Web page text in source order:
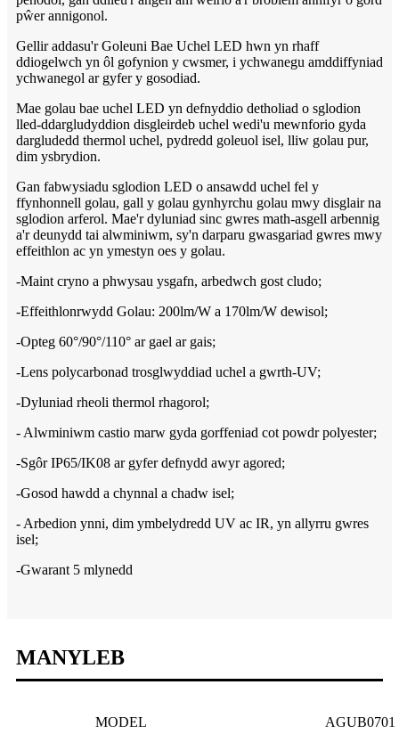
pŵer annigonol.
Gellir addasu'r Goleuni Bae Uchel LED hwn yn rhaff
ddiogelwch yn ôl gofynion y cwsmer, i ychwanegu amddiffyniad
ychwanegol ar gyfer y gosodiad.
Mae golau bae uchel LED yn defnyddio detholiad o sglodion
lled-ddargludyddion disgleirdeb uchel wedi'u mewnforio gyda
dargludedd thermol uchel, pydredd goleuol isel, lliw golau pur,
dim ysbrydion.
Gan fabwysiadu sglodion LED o ansawdd uchel fel y
ffynhonnell golau, gall y golau gynhyrchu golau mwy disglair na
sglodion arferol. Mae'r dyluniad sinc gwres math-asgell arbennig
a'r deunydd tai alwminiwm, sy'n darparu gwasgariad gwres mwy
effeithlon ac yn ymestyn oes y golau.
-Maint cryno a phwysau ysgafn, arbedwch gost cludo;
-Effeithlonrwydd Golau: 200lm/W a 170lm/W dewisol;
-Opteg 60°/90°/110° ar gael ar gais;
-Lens polycarbonad trosglwyddiad uchel a gwrth-UV;
-Dyluniad rheoli thermol rhagorol;
- Alwminiwm castio marw gyda gorffeniad cot powdr polyester;
-Sgôr IP65/IK08 ar gyfer defnydd awyr agored;
-Gosod hawdd a chynnal a chadw isel;
- Arbedion ynni, dim ymbelydredd UV ac IR, yn allyrru gwres
isel;
-Gwarant 5 mlynedd
MANYLEB
MODEL AGUB0701